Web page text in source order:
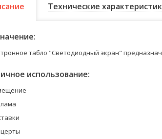
Технические
табло "Светодиодный экран"
использование: